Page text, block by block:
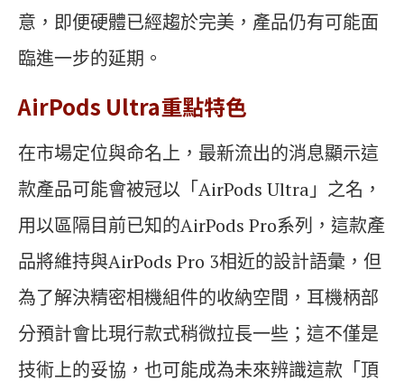
意，即便硬體已經趨於完美，產品仍有可能面
臨進一步的延期。
AirPods Ultra重點特色
在市場定位與命名上，最新流出的消息顯示這
款產品可能會被冠以「AirPods Ultra」之名，
用以區隔目前已知的AirPods Pro系列，這款產
品將維持與AirPods Pro 3相近的設計語彙，但
為了解決精密相機組件的收納空間，耳機柄部
分預計會比現行款式稍微拉長一些；這不僅是
技術上的妥協，也可能成為未來辨識這款「頂